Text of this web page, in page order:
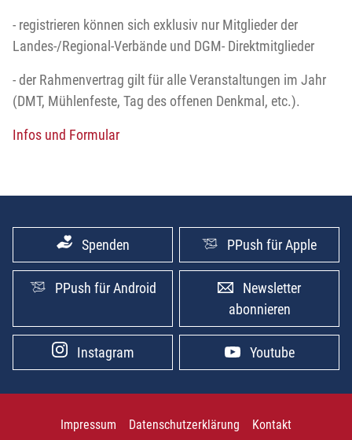
- registrieren können sich exklusiv nur Mitglieder der
Landes-/Regional-Verbände und DGM- Direktmitglieder
- der Rahmenvertrag gilt für alle Veranstaltungen im Jahr
(DMT, Mühlenfeste, Tag des offenen Denkmal, etc.).
Infos und Formular
Spenden PPush für Apple
PPush für Android
Newsletter
abonnieren
Instagram Youtube
Impressum Datenschutzerklärung Kontakt